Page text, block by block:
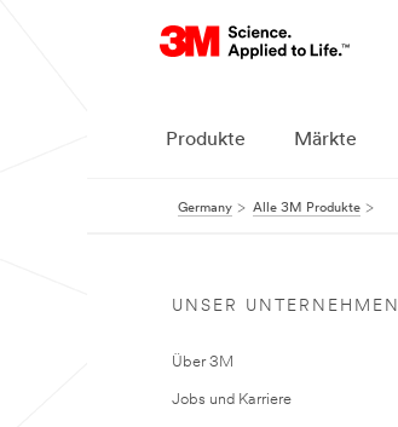
Produkte Märkte
Germany Alle 3M Produkte
UNSER UNTERNEHMEN
Über 3M
Jobs und Karriere